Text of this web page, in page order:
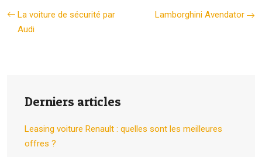
La voiture de sécurité par
Audi
Lamborghini Avendator
Derniers articles
Leasing voiture Renault : quelles sont les meilleures
offres ?